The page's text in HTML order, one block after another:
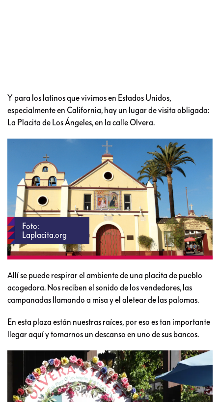
Y para los latinos que vivimos en Estados Unidos,
especialmente en California, hay un lugar de visita obligada:
La Placita de Los Ángeles, en la calle Olvera.
Foto:
Laplacita.org
Allí se puede respirar el ambiente de una placita de pueblo
acogedora. Nos reciben el sonido de los vendedores, las
campanadas llamando a misa y el aletear de las palomas.
En esta plaza están nuestras raíces, por eso es tan importante
llegar aquí y tomarnos un descanso en uno de sus bancos.